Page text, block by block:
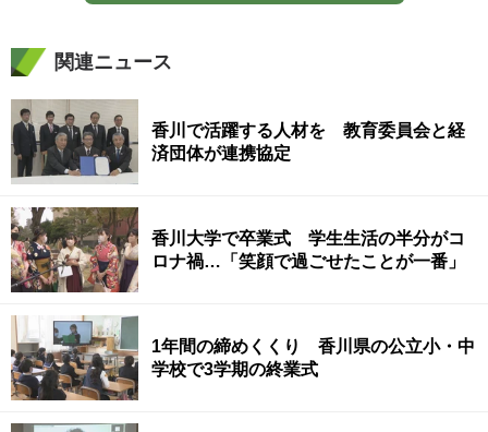
関連ニュース
香川で活躍する人材を 教育委員会と経
済団体が連携協定
香川大学で卒業式 学生生活の半分がコ
ロナ禍…「笑顔で過ごせたことが一番」
1年間の締めくくり 香川県の公立小・中
学校で3学期の終業式